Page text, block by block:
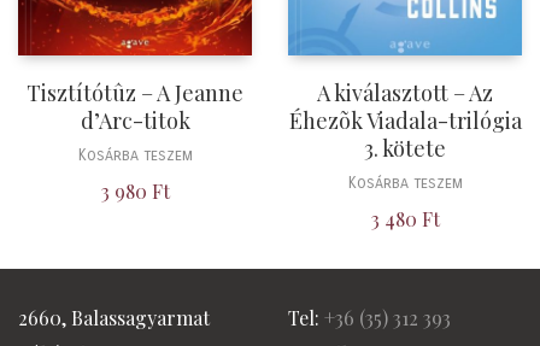
Tisztítótûz – A Jeanne
d’Arc-titok
Kosárba teszem
3 980 Ft
A kiválasztott – Az
Éhezõk Viadala-trilógia
3. kötete
Kosárba teszem
3 480 Ft
2660, Balassagyarmat
Tel: +36 (35) 312 393